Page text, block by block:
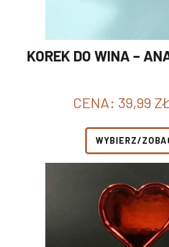
KOREK DO WINA –
CENA: 39,99
WYBIERZ/